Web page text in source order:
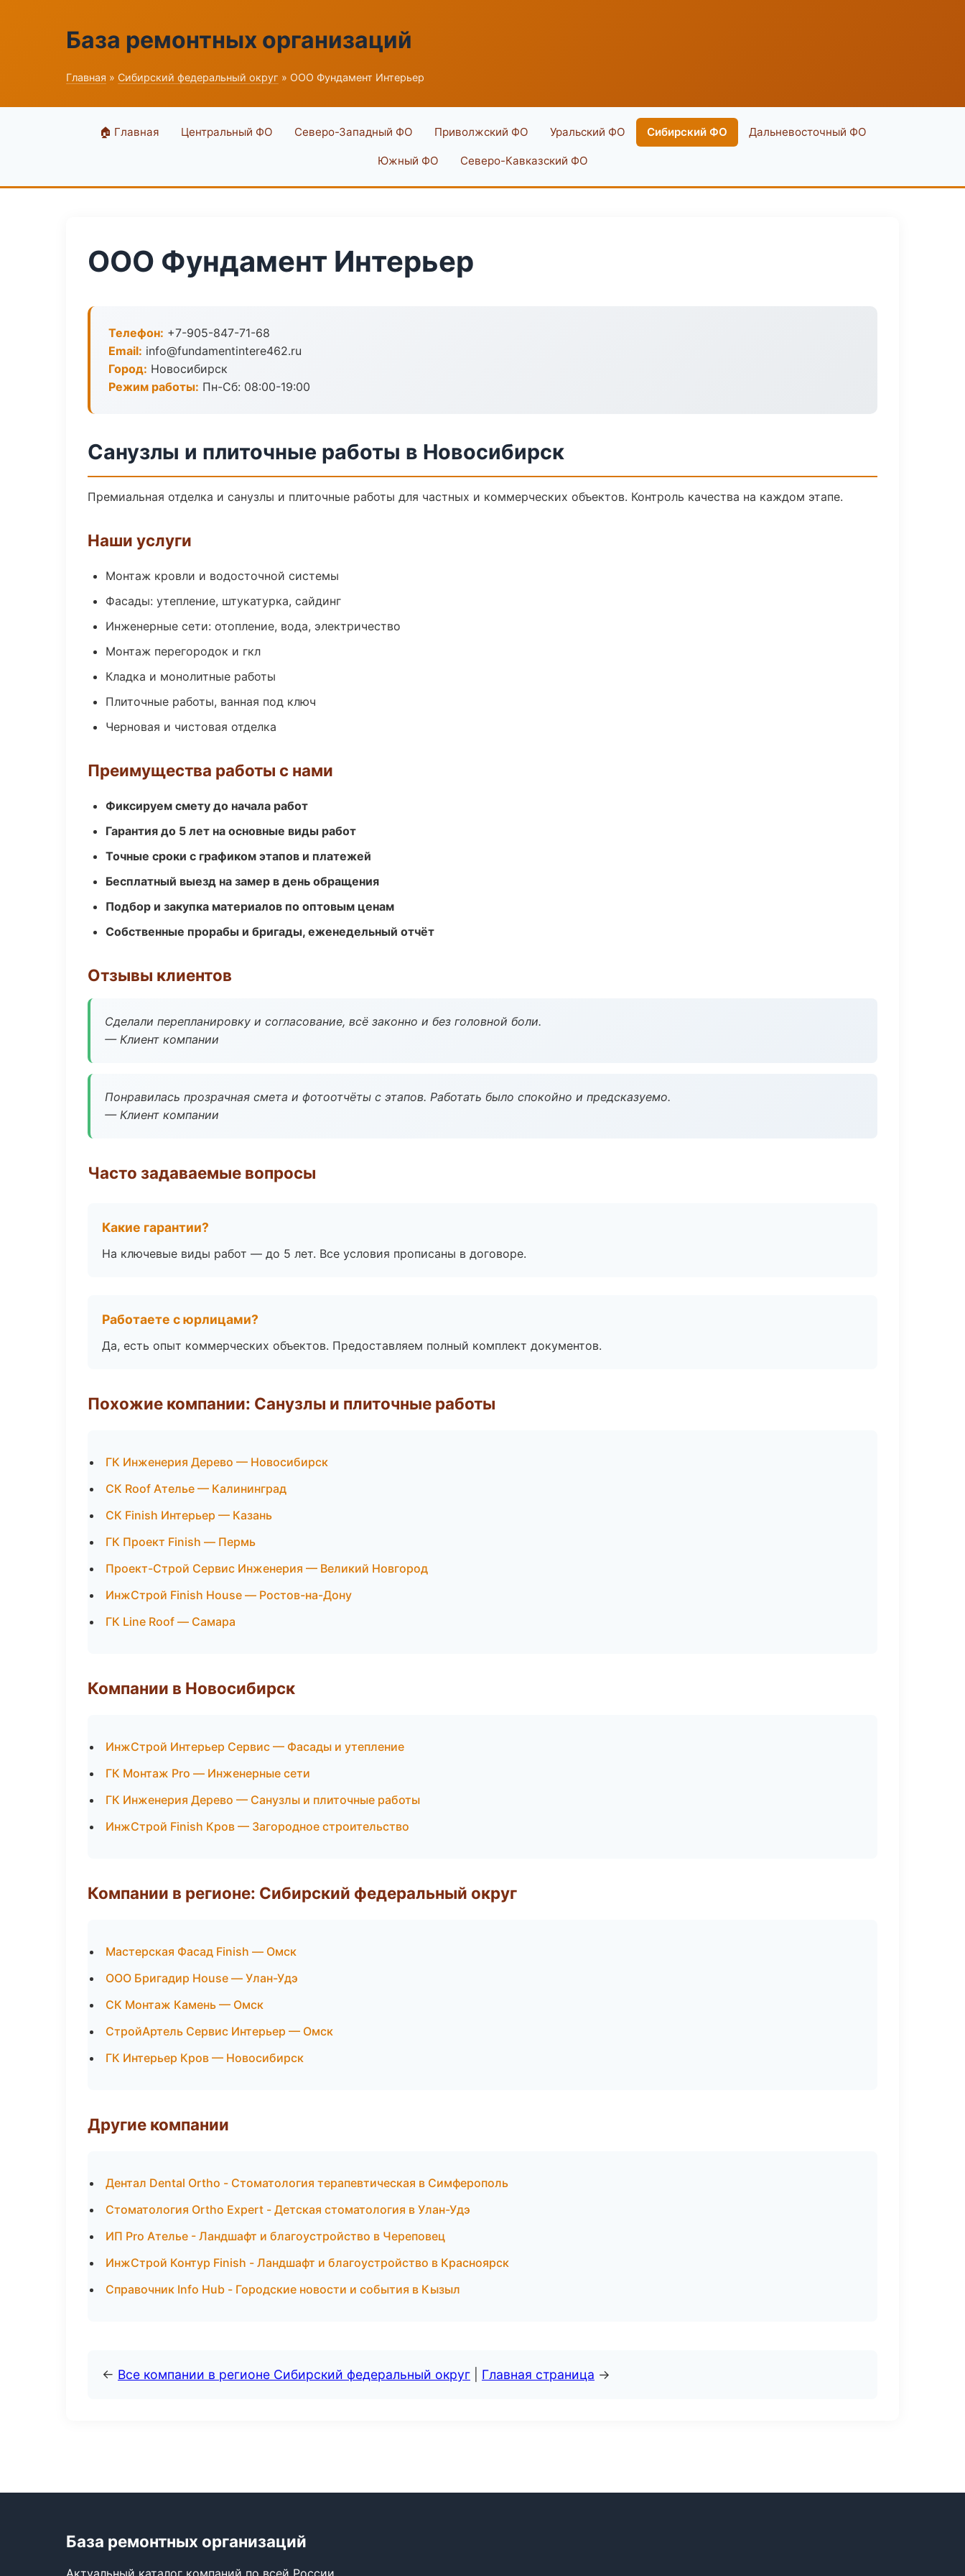
База ремонтных организаций
Главная » Сибирский федеральный округ » ООО Фундамент Интерьер
🏠 Главная Центральный ФО Северо-Западный ФО Приволжский ФО Уральский ФО Сибирский ФО Дальневосточный ФО
Южный ФО Северо-Кавказский ФО
ООО Фундамент Интерьер
Телефон: +7-905-847-71-68
Email: info@fundamentintere462.ru
Город: Новосибирск
Режим работы: Пн-Сб: 08:00-19:00
Санузлы и плиточные работы в Новосибирск
Премиальная отделка и санузлы и плиточные работы для частных и коммерческих объектов. Контроль качества на каждом этапе.
Наши услуги
Монтаж кровли и водосточной системы
Фасады: утепление, штукатурка, сайдинг
Инженерные сети: отопление, вода, электричество
Монтаж перегородок и гкл
Кладка и монолитные работы
Плиточные работы, ванная под ключ
Черновая и чистовая отделка
Преимущества работы с нами
Фиксируем смету до начала работ
Гарантия до 5 лет на основные виды работ
Точные сроки с графиком этапов и платежей
Бесплатный выезд на замер в день обращения
Подбор и закупка материалов по оптовым ценам
Собственные прорабы и бригады, еженедельный отчёт
Отзывы клиентов
Сделали перепланировку и согласование, всё законно и без головной боли.
— Клиент компании
Понравилась прозрачная смета и фотоотчёты с этапов. Работать было спокойно и предсказуемо.
— Клиент компании
Часто задаваемые вопросы
Какие гарантии?
На ключевые виды работ — до 5 лет. Все условия прописаны в договоре.
Работаете с юрлицами?
Да, есть опыт коммерческих объектов. Предоставляем полный комплект документов.
Похожие компании: Санузлы и плиточные работы
ГК Инженерия Дерево — Новосибирск
СК Roof Ателье — Калининград
СК Finish Интерьер — Казань
ГК Проект Finish — Пермь
Проект-Строй Сервис Инженерия — Великий Новгород
ИнжСтрой Finish House — Ростов-на-Дону
ГК Line Roof — Самара
Компании в Новосибирск
ИнжСтрой Интерьер Сервис — Фасады и утепление
ГК Монтаж Pro — Инженерные сети
ГК Инженерия Дерево — Санузлы и плиточные работы
ИнжСтрой Finish Кров — Загородное строительство
Компании в регионе: Сибирский федеральный округ
Мастерская Фасад Finish — Омск
ООО Бригадир House — Улан-Удэ
СК Монтаж Камень — Омск
СтройАртель Сервис Интерьер — Омск
ГК Интерьер Кров — Новосибирск
Другие компании
Дентал Dental Ortho - Стоматология терапевтическая в Симферополь
Стоматология Ortho Expert - Детская стоматология в Улан-Удэ
ИП Pro Ателье - Ландшафт и благоустройство в Череповец
ИнжСтрой Контур Finish - Ландшафт и благоустройство в Красноярск
Справочник Info Hub - Городские новости и события в Кызыл
← Все компании в регионе Сибирский федеральный округ Главная страница →
База ремонтных организаций
Актуальный каталог компаний по всей России